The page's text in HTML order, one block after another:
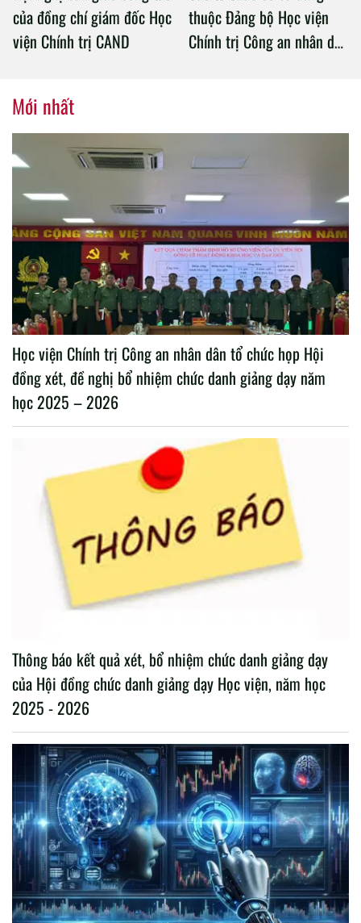
của đồng chí giám đốc Học
viện Chính trị CAND
thuộc Đảng bộ Học viện
Chính trị Công an nhân dân
Mới nhất
Học viện Chính trị Công an nhân dân tổ chức họp Hội
đồng xét, đề nghị bổ nhiệm chức danh giảng dạy năm
học 2025 – 2026
Thông báo kết quả xét, bổ nhiệm chức danh giảng dạy
của Hội đồng chức danh giảng dạy Học viện, năm học
2025 - 2026